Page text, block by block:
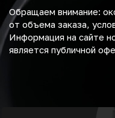
Обращаем внимание:
от объема заказа,
Информация на сайте
является публичной